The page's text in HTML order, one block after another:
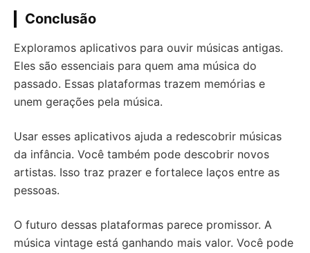
Conclusão
Exploramos aplicativos para ouvir músicas antigas.
Eles são essenciais para quem ama música do
passado. Essas plataformas trazem memórias e
unem gerações pela música.
Usar esses aplicativos ajuda a redescobrir músicas
da infância. Você também pode descobrir novos
artistas. Isso traz prazer e fortalece laços entre as
pessoas.
O futuro dessas plataformas parece promissor. A
música vintage está ganhando mais valor. Você pode